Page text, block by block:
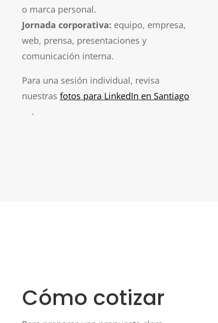
o marca personal.
Jornada corporativa: equipo, empresa,
web, prensa, presentaciones y
comunicación interna.
Para una sesión individual, revisa
nuestras fotos para LinkedIn en Santiago
.
Cómo cotizar